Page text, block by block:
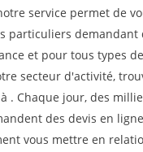
service permet de
particuliers demandant
et pour tous types
secteur d'activité,
. Chaque jour, des
des devis en
vous mettre en